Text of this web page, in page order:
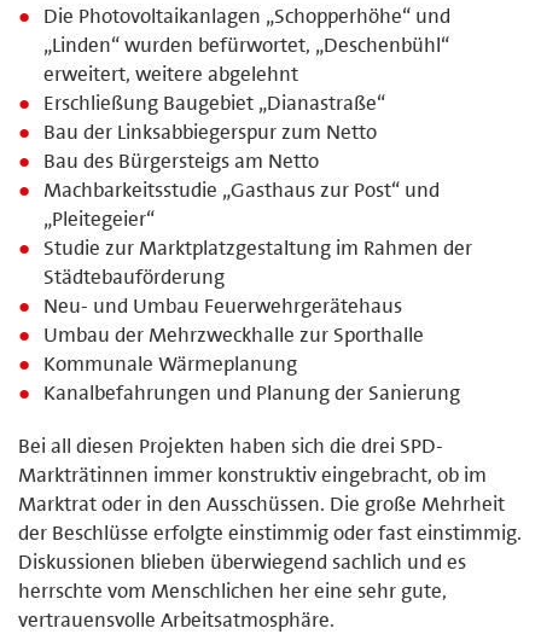
Die Photovoltaikanlagen „Schopperhöhe“ und
„Linden“ wurden befürwortet, „Deschenbühl“
erweitert, weitere abgelehnt
Erschließung Baugebiet „Dianastraße“
Bau der Linksabbiegerspur zum Netto
Bau des Bürgersteigs am Netto
Machbarkeitsstudie „Gasthaus zur Post“ und
„Pleitegeier“
Studie zur Marktplatzgestaltung im Rahmen der
Städtebauförderung
Neu- und Umbau Feuerwehrgerätehaus
Umbau der Mehrzweckhalle zur Sporthalle
Kommunale Wärmeplanung
Kanalbefahrungen und Planung der Sanierung
Bei all diesen Projekten haben sich die drei SPD-
Markträtinnen immer konstruktiv eingebracht, ob im
Marktrat oder in den Ausschüssen. Die große Mehrheit
der Beschlüsse erfolgte einstimmig oder fast einstimmig.
Diskussionen blieben überwiegend sachlich und es
herrschte vom Menschlichen her eine sehr gute,
vertrauensvolle Arbeitsatmosphäre.